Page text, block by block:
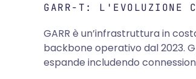
GARR-T: L'EVOLUZIONE
GARR è un’infrastruttura in
backbone operativo dal 2023.
espande includendo